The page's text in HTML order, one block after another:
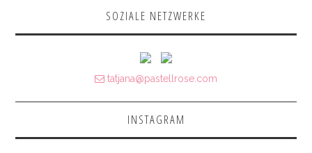
SOZIALE NETZWERKE
tatjana@pastellrose.com
INSTAGRAM